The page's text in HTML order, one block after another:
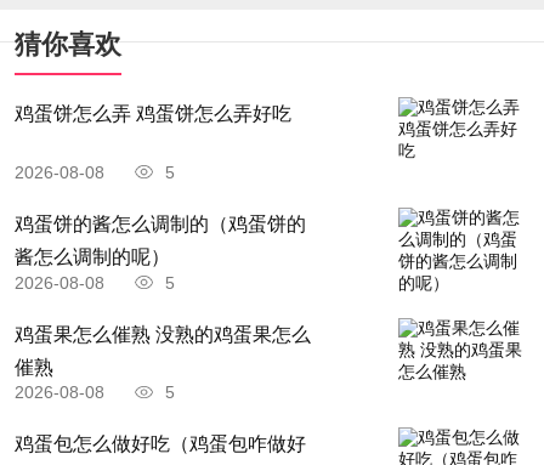
有。北坡过去是归安图县。需要说明的是，延吉市
和安图县都是延边州下辖的市县，延吉市不代表延
边州，别搞混了。很多人把延吉市误认为延边州，
其实延边州一共有6市2县，分别是延吉市、敦化
汪清县。
2006年之前二道白河镇(长白山北坡)行政划分归属
延吉市，松江河镇(长白山西坡)、长白县(长白山南
坡)行政划分归属白山市。2006年吉林省批准成立
长白山保护开发区管理委员会，长白山北坡、西
猜你喜欢
鸡蛋饼怎么弄 鸡蛋饼怎么弄好吃
2026-08-08 5
鸡蛋饼的酱怎么调制的（鸡蛋饼的
酱怎么调制的呢）
2026-08-08 5
鸡蛋果怎么催熟 没熟的鸡蛋果怎么
催熟
2026-08-08 5
鸡蛋包怎么做好吃（鸡蛋包咋做好